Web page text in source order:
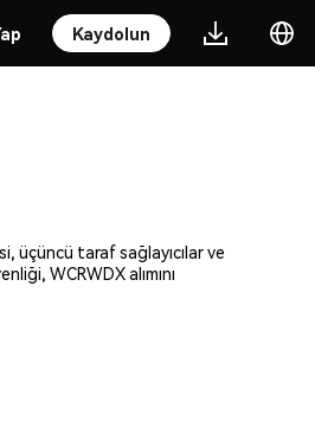
Kaydolun
üçüncü taraf sağlayıcılar ve
WCRWDX alımını